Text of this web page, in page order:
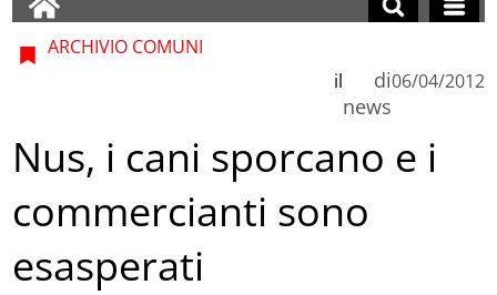
ARCHIVIO COMUNI
di
news
il 06/04/2012
Nus, i cani sporcano e i
commercianti sono
esasperati